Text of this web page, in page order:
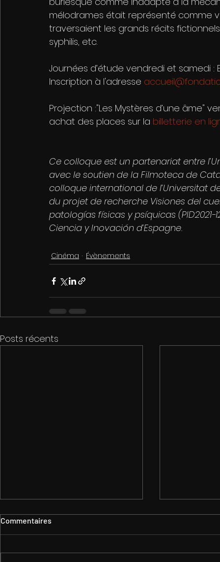
mélodrames était représenté comme
traversaient les grands récits
syphilis, etc.
Journées d’étude vendredi et samedi :
Inscription à l'adresse
Projection :"Les Mystères d’une âme"
achat des places sur la billetterie en
Ce colloque est un partenariat entre
avec le soutien de la Filmoteca de
colloque international de l’Universitat
du projet de recherche Visiones del
patologías físicas y psíquicas
Ciencia y Inovación d’Espagne.
Cinéma Évènements
Posts récents
Commentaires